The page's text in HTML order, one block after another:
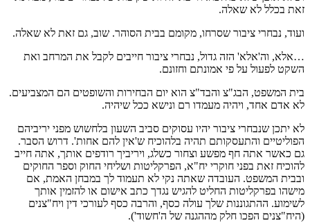
זאת בכלל לא שאלה.
ועוד, נבחרי ציבור שסרחו, מקומם בבית הסוהר. שוב, גם זאת לא שאלה.
…אלא, וה'אלא' הזה גדול, נבחרי ציבור חייבים לקבל את המרחב ואת
השקט לפעול על פי אמונתם וחזונם.
בית המשפט, הבג"צ והבד"צ הוא יום הבחירות והשופטים הם המצביעים.
לא אדם אחד, ויהיה מעמדו רם ונישא ככל שיהיה.
לא יתכן שנבחרי ציבור יהיו עסוקים סביב השעון בלחשוש מפני יריביהם
הפוליטיים והתעסקותם תהיה בלהוכיח ש'אין להם אחות'. דרוש הסבר.
גם כאשר אתה חף מפשע וצחור כשלג, ויריביך רודפים אותך, אתה חייב
להוכיח זאת בפני חוקרי יח"א, הפרקליטות ושליחי החוק וספר החוקים
ובבית המשפט. העובדה שאתה נקי לא תעמוד לך במבחן האמת, אם
מישהו בפרקליטות החליט להגיש נגדך כתב אישום או להזמין אותך
לשימוע. ההתגוננות שלך עולה כסף, והרבה כסף לעורכי דין ויח"צנים
(היח"צנים הפכו חלק מההגנה של ה'חשוד').